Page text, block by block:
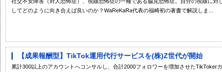
してどのように向き合えば良いのか？WaReKaRa代表の福崎初の著書で解説しま...
【成果報酬型】TikTok運用代行サービスを(株)Z世代が開始
累計300以上のアカウントへコンサルし、合計2000フォロワーを増加させたTikToker